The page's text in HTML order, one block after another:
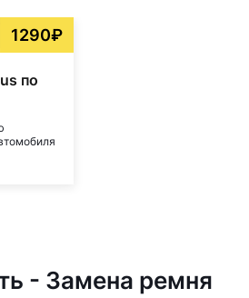
1290₽
по
- Замена ремня